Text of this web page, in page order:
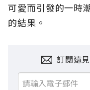
可愛而引發的一時
的結果。
訂閱遠